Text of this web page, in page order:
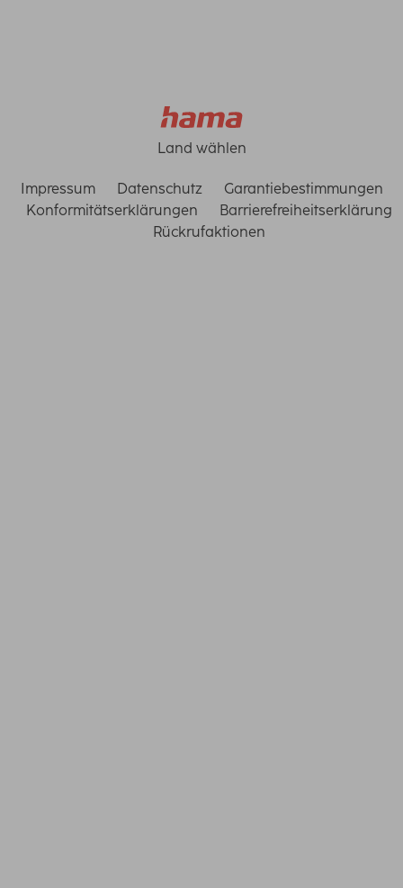
Land wählen
Impressum Datenschutz
Garantiebestimmungen
Konformitätserklärungen
Barrierefreiheitserklärung
Rückrufaktionen